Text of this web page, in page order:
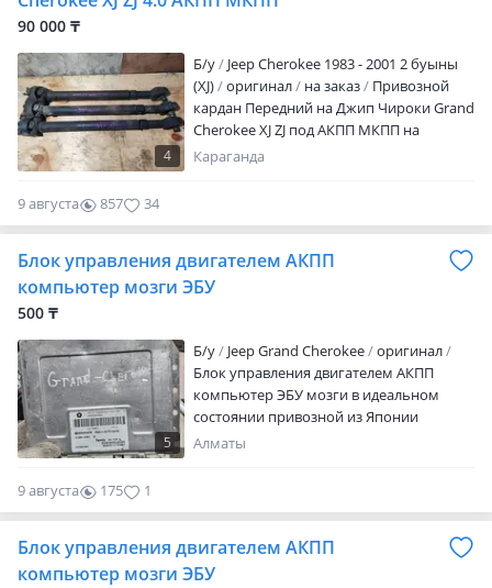
90 000 ₸
4
Б/y
Jeep Cherokee 1983 - 2001 2 буыны
(XJ)
оригинал на заказ
Привозной
кардан Передний на Джип Чироки Grand
Cherokee XJ ZJ под АКПП МКПП на
крестовинах Сняты с 4.0л двигателя ERH
Караганда
9 августа 857 34
Блок управления двигателем АКПП
компьютер мозги ЭБУ
500 ₸
5
Б/y Jeep Grand Cherokee
оригинал
Блок управления двигателем АКПП
компьютер ЭБУ мозги в идеальном
состоянии привозной из Японии
Америки Европы оригинал высокого
Алматы
9 августа 175 1
Блок управления двигателем АКПП
компьютер мозги ЭБУ